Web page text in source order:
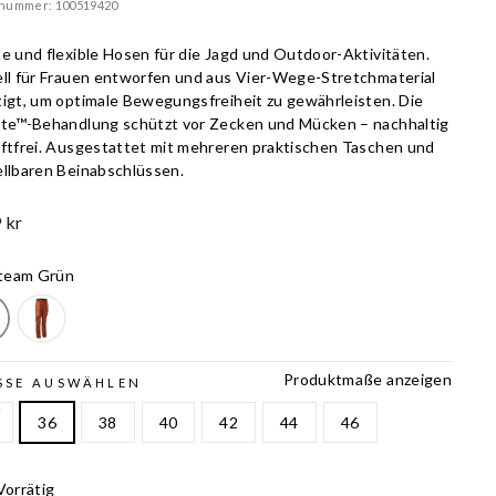
100519420
und flexible Hosen für die Jagd und Outdoor-Aktivitäten.
für Frauen entworfen und aus Vier-Wege-Stretchmaterial
um optimale Bewegungsfreiheit zu gewährleisten. Die
Behandlung schützt vor Zecken und Mücken – nachhaltig
Ausgestattet mit mehreren praktischen Taschen und
Beinabschlüssen.
kr
Grün
Produktmaße anzeigen
AUSWÄHLEN
36 38 40 42 44 46